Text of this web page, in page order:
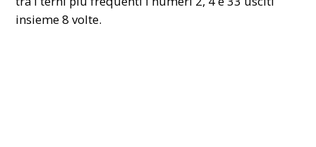
insieme 8 volte.